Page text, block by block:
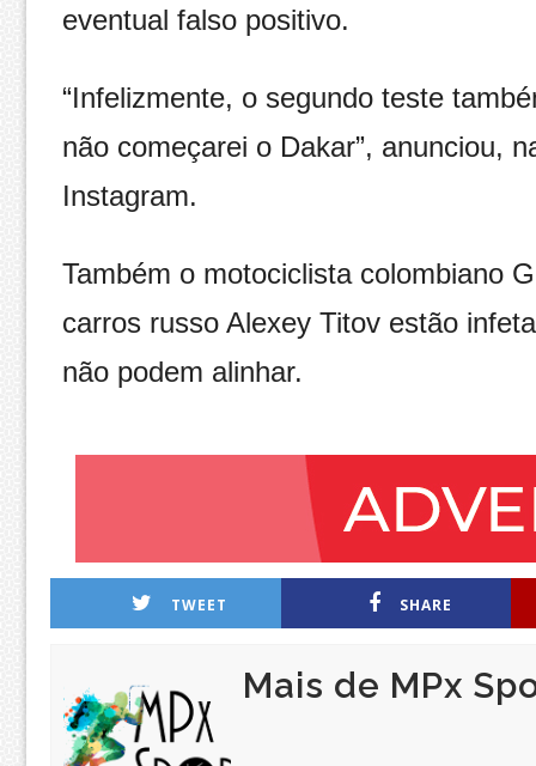
eventual falso positivo.
“Infelizmente, o segundo teste
não começarei o Dakar”, anunciou,
Instagram.
Também o motociclista colombiano
carros russo Alexey Titov estão
não podem alinhar.
TWEET SHARE
Mais de MPx